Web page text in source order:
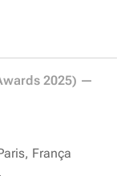
2025) —
França